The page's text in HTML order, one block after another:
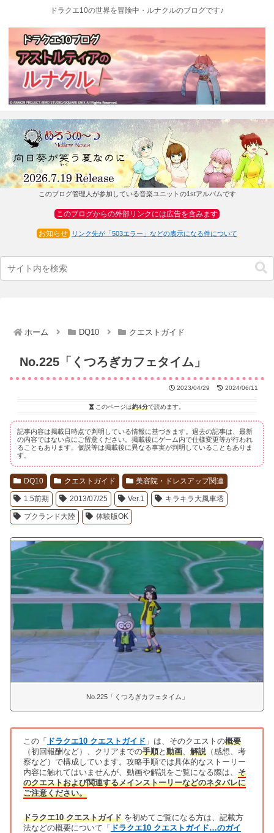
ドラクエ10の世界を冒険中・ルナクルのブログです♪
このブログ管理人が参加している音楽ユニットの1stアルバムです
このブログからの外部リンクには広告を含みます
お知らせ リンク先が「503エラー」などの表示になる件について
ホーム DQ10 クエストガイド
No.225「くつろぎカフェタイム」
2023/04/29 2024/06/11
このページは約4分で読めます。
記事内容は掲載日時点で判明している情報に基づきます。過去の記事は、最新
の内容ではない点にご留意ください。掲載後にゲーム内で仕様変更等が行われ
ることもあります。仮説等は掲載後に異なる事実が判明していることもありま
す。
DQ10 クエストガイド 美容院・ドレスアップ関連
1.5前期 2013/07/25 Ver.1 キラキラ大風車塔
プクランド大陸 体験版OK
No.225「くつろぎカフェタイム」
この「 ドラクエ10 クエストガイド 」は、そのクエストの概要
（初回報酬など）、クリアまでの手順と 動画、 解説（感想、考
察など）で構成しています。攻略手順では具体的なストーリー
内容に触れてはいませんが、動画や解説をご覧になる際は、 そ
のクエストおよび関連するメインストーリーなどのネタバレに
ご注意ください。
ドラクエ10 クエストガイドを初めてご覧になる方は、記載方
法などの概要について「
ドラクエ10 クエストガイド…のガイ